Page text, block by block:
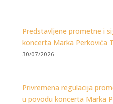
Predstavljene prometne i
koncerta Marka Perkovića
30/07/2026
Privremena regulacija
u povodu koncerta Marka